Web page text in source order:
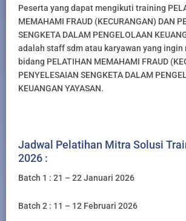
Peserta yang dapat mengikuti training
MEMAHAMI FRAUD (KECURANGAN) DAN
SENGKETA DALAM PENGELOLAAN
adalah staff sdm atau karyawan yang ingin
bidang PELATIHAN MEMAHAMI FRAUD
PENYELESAIAN SENGKETA DALAM
KEUANGAN YAYASAN.
Jadwal Pelatihan Mitra Solusi
2026 :
Batch 1 : 21 – 22 Januari 2026
Batch 2 : 11 – 12 Februari 2026